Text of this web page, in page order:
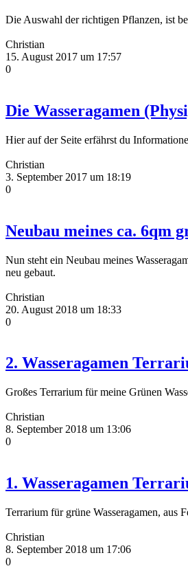
Die Auswahl der richtigen Pflanzen, ist
Christian
15. August 2017 um 17:57
0
Die Wasseragamen
Hier auf der Seite erfährst du
Christian
3. September 2017 um 18:19
0
Neubau meines ca. 6qm
Nun steht ein Neubau meines
neu gebaut.
Christian
20. August 2018 um 18:33
0
2. Wasseragamen
Großes Terrarium für meine Grünen
Christian
8. September 2018 um 13:06
0
1. Wasseragamen
Terrarium für grüne Wasseragamen, aus
Christian
8. September 2018 um 17:06
0